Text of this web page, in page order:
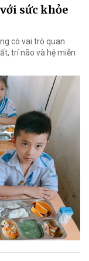
sức khỏe
có vai trò quan
trí não và hệ miễn